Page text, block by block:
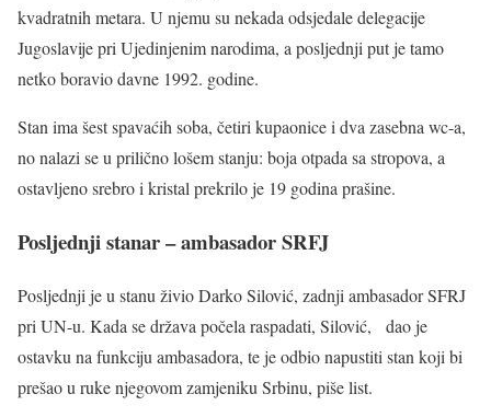
kvadratnih metara. U njemu su nekada odsjedale delegacije
Jugoslavije pri Ujedinjenim narodima, a posljednji put je tamo
netko boravio davne 1992. godine.
Stan ima šest spavaćih soba, četiri kupaonice i dva zasebna wc-a,
no nalazi se u prilično lošem stanju: boja otpada sa stropova, a
ostavljeno srebro i kristal prekrilo je 19 godina prašine.
Posljednji stanar – ambasador SRFJ
Posljednji je u stanu živio Darko Silović, zadnji ambasador SFRJ
pri UN-u. Kada se država počela raspadati, Silović, dao je
ostavku na funkciju ambasadora, te je odbio napustiti stan koji bi
prešao u ruke njegovom zamjeniku Srbinu, piše list.